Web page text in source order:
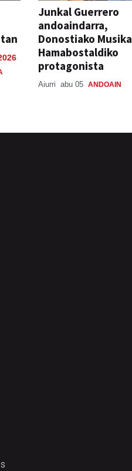
Junkal Guerrero
andoaindarra,
Donostiako Musika
Hamabostaldiko
protagonista
Aiurri abu 05 ANDOAIN